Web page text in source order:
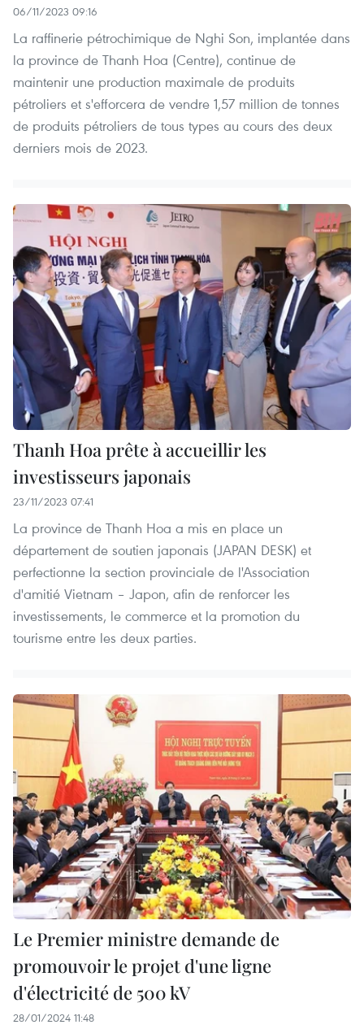
06/11/2023 09:16
La raffinerie pétrochimique de Nghi Son, implantée dans
la province de Thanh Hoa (Centre), continue de
maintenir une production maximale de produits
pétroliers et s'efforcera de vendre 1,57 million de tonnes
de produits pétroliers de tous types au cours des deux
derniers mois de 2023.
Thanh Hoa prête à accueillir les
investisseurs japonais
23/11/2023 07:41
La province de Thanh Hoa a mis en place un
département de soutien japonais (JAPAN DESK) et
perfectionne la section provinciale de l'Association
d'amitié Vietnam – Japon, afin de renforcer les
investissements, le commerce et la promotion du
tourisme entre les deux parties.
Le Premier ministre demande de
promouvoir le projet d'une ligne
d'électricité de 500 kV
28/01/2024 11:48